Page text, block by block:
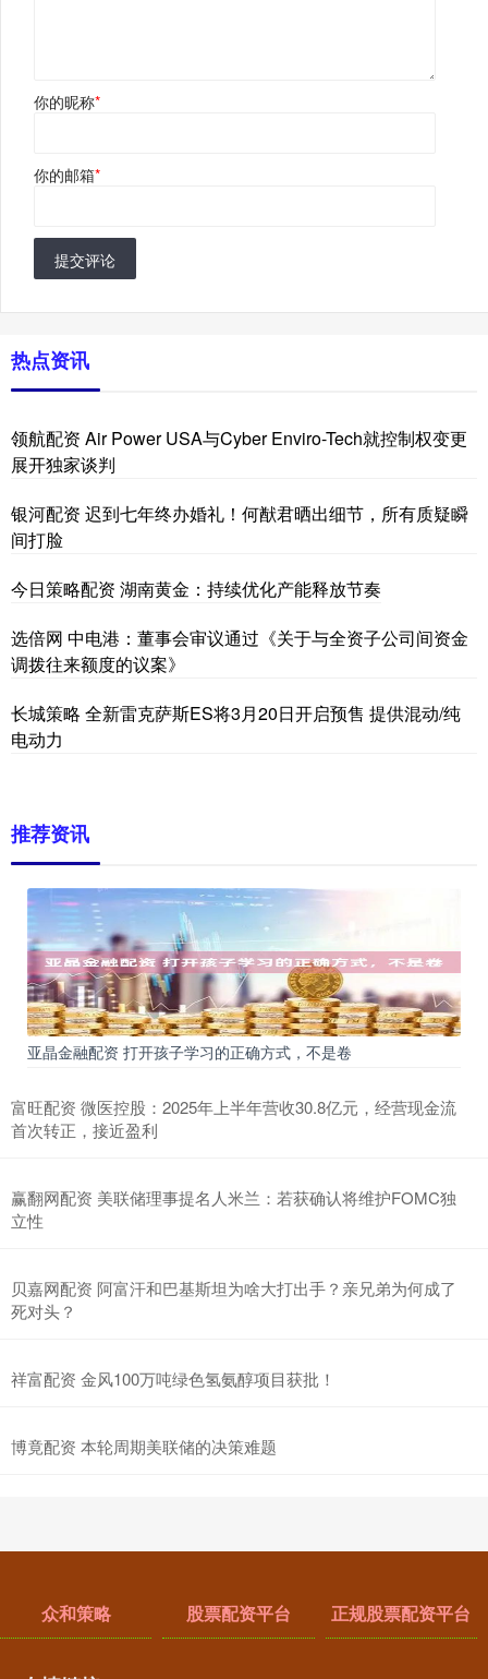
你的昵称*
你的邮箱*
提交评论
热点资讯
领航配资 Air Power USA与Cyber Enviro-Tech就控制权变更
展开独家谈判
银河配资 迟到七年终办婚礼！何猷君晒出细节，所有质疑瞬
间打脸
今日策略配资 湖南黄金：持续优化产能释放节奏
选倍网 中电港：董事会审议通过《关于与全资子公司间资金
调拨往来额度的议案》
长城策略 全新雷克萨斯ES将3月20日开启预售 提供混动/纯
电动力
推荐资讯
亚晶金融配资 打开孩子学习的正确方式，不是卷
富旺配资 微医控股：2025年上半年营收30.8亿元，经营现金流
首次转正，接近盈利
赢翻网配资 美联储理事提名人米兰：若获确认将维护FOMC独
立性
贝嘉网配资 阿富汗和巴基斯坦为啥大打出手？亲兄弟为何成了
死对头？
祥富配资 金风100万吨绿色氢氨醇项目获批！
博竟配资 本轮周期美联储的决策难题
众和策略 股票配资平台 正规股票配资平台